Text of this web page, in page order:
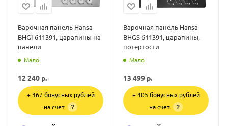
Варочная панель Hansa
BHGI 611391, царапины на
панели
Мало
12 240 р.
+ 367 бонусных рублей
на счет
?
Варочная панель Hansa
BHGS 611391, царапины,
потертости
Мало
13 499 р.
+ 405 бонусных рублей
на счет
?